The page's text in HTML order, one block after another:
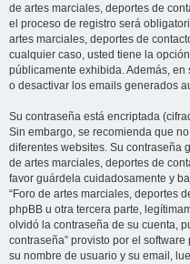
de artes marciales, deportes de
el proceso de registro será
artes marciales, deportes de
cualquier caso, usted tiene la
públicamente exhibida. Además,
o desactivar los emails generados
Su contraseña está encriptada
Sin embargo, se recomienda que
diferentes websites. Su contraseña
de artes marciales, deportes de
favor guárdela cuidadosamente y
“Foro de artes marciales, deportes
phpBB u otra tercera parte,
olvidó la contraseña de su cuenta,
contraseña” provisto por el
su nombre de usuario y su email,